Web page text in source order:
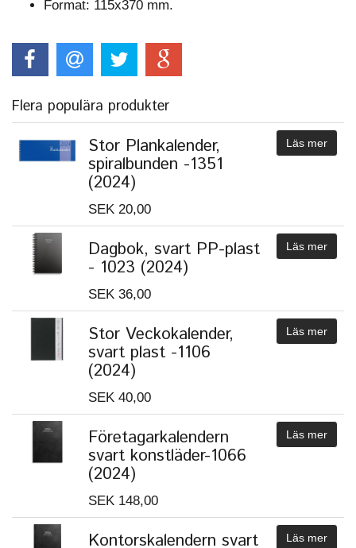
Format: 115x370 mm.
Flera populära produkter
Stor Plankalender,
spiralbunden -1351
(2024)
SEK 20,00
Läs mer
Dagbok, svart PP-plast
- 1023 (2024)
SEK 36,00
Läs mer
Stor Veckokalender,
svart plast -1106
(2024)
SEK 40,00
Läs mer
Företagarkalendern
svart konstläder-1066
(2024)
SEK 148,00
Läs mer
Kontorskalendern svart Läs mer